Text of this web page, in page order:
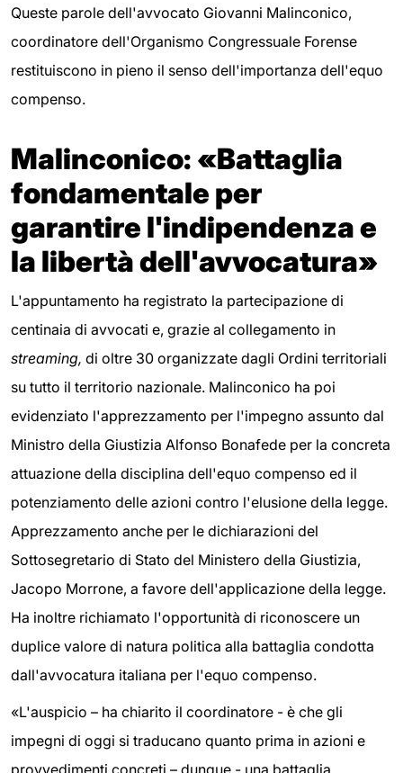
Queste parole dell'avvocato Giovanni Malinconico,
coordinatore dell'Organismo Congressuale Forense
restituiscono in pieno il senso dell'importanza dell'equo
compenso.
Malinconico: «Battaglia
fondamentale per
garantire l'indipendenza e
la libertà dell'avvocatura»
L'appuntamento ha registrato la partecipazione di
centinaia di avvocati e, grazie al collegamento in
streaming, di oltre 30 organizzate dagli Ordini territoriali
su tutto il territorio nazionale. Malinconico ha poi
evidenziato l'apprezzamento per l'impegno assunto dal
Ministro della Giustizia Alfonso Bonafede per la concreta
attuazione della disciplina dell'equo compenso ed il
potenziamento delle azioni contro l'elusione della legge.
Apprezzamento anche per le dichiarazioni del
Sottosegretario di Stato del Ministero della Giustizia,
Jacopo Morrone, a favore dell'applicazione della legge.
Ha inoltre richiamato l'opportunità di riconoscere un
duplice valore di natura politica alla battaglia condotta
dall'avvocatura italiana per l'equo compenso.
«L'auspicio – ha chiarito il coordinatore - è che gli
impegni di oggi si traducano quanto prima in azioni e